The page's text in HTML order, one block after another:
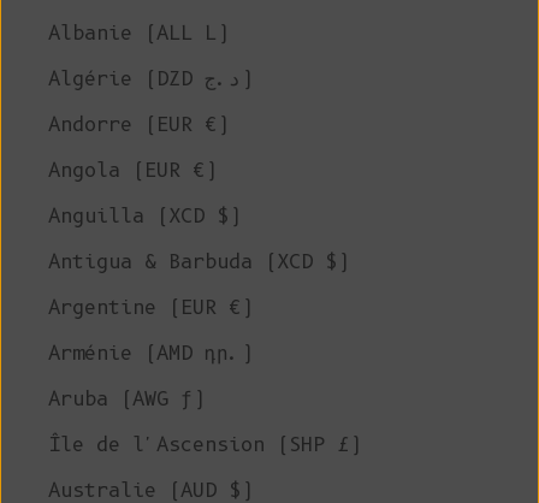
Albanie (ALL L)
Algérie (DZD د.ج)
Andorre (EUR €)
Angola (EUR €)
Anguilla (XCD $)
Antigua & Barbuda (XCD $)
Argentine (EUR €)
Arménie (AMD դր.)
Aruba (AWG ƒ)
Île de l'Ascension (SHP £)
Australie (AUD $)